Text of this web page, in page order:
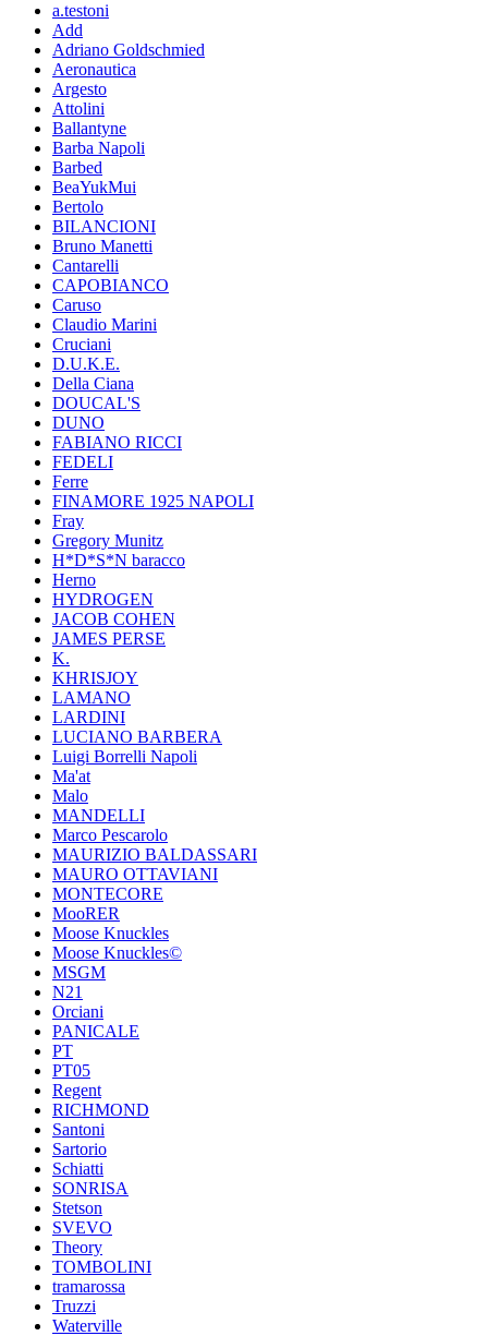
a.testoni
Add
Adriano Goldschmied
Aeronautica
Argesto
Attolini
Ballantyne
Barba Napoli
Barbed
BeaYukMui
Bertolo
BILANCIONI
Bruno Manetti
Cantarelli
CAPOBIANCO
Caruso
Claudio Marini
Cruciani
D.U.K.E.
Della Ciana
DOUCAL'S
DUNO
FABIANO RICCI
FEDELI
Ferre
FINAMORE 1925 NAPOLI
Fray
Gregory Munitz
H*D*S*N baracco
Herno
HYDROGEN
JACOB COHEN
JAMES PERSE
K.
KHRISJOY
LAMANO
LARDINI
LUCIANO BARBERA
Luigi Borrelli Napoli
Ma'at
Malo
MANDELLI
Marco Pescarolo
MAURIZIO BALDASSARI
MAURO OTTAVIANI
MONTECORE
MooRER
Moose Knuckles
Moose Knuckles©️
MSGM
N21
Orciani
PANICALE
PT
PT05
Regent
RICHMOND
Santoni
Sartorio
Schiatti
SONRISA
Stetson
SVEVO
Theory
TOMBOLINI
tramarossa
Truzzi
Waterville